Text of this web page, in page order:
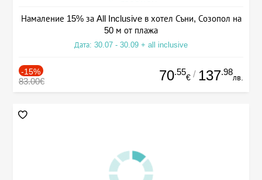
Намаление 15% за All Inclusive в хотел Съни, Созопол на
50 м от плажа
Дата: 30.07 - 30.09 + all inclusive
-15%
83.00€ 70.55
€ / 137.98
лв.